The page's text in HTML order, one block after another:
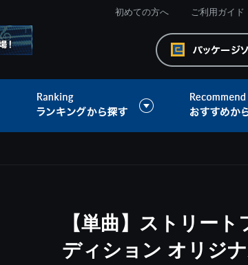
初めての方へ ご利用ガイド
【単曲】ストリー
ディション オリジ